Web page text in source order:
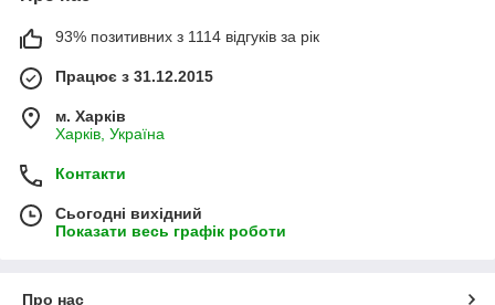
93% позитивних з 1114 відгуків за рік
Працює з 31.12.2015
м. Харків
Харків, Україна
Контакти
Сьогодні вихідний
Показати весь графік роботи
Про нас